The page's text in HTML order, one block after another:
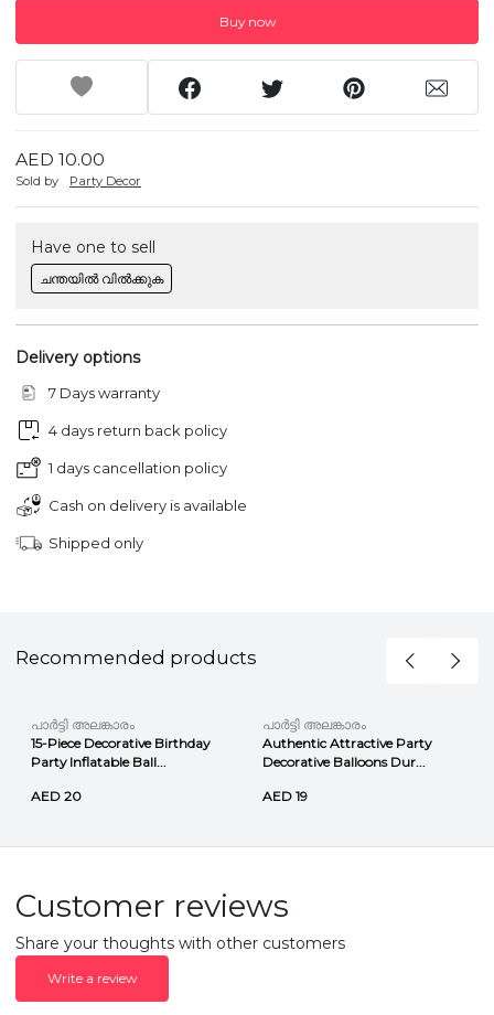
Buy now
AED 10.00
Sold by Party Decor
Have one to sell
ചന്തയിൽ വിൽക്കുക
Delivery options
7 Days warranty
4 days return back policy
1 days cancellation policy
Cash on delivery is available
Shipped only
Recommended products
പാർട്ടി അലങ്കാരം
15-Piece Decorative Birthday
Party Inflatable Ball...
AED 20
പാർട്ടി അലങ്കാരം
Authentic Attractive Party
Decorative Balloons Dur...
AED 19
Customer reviews
Share your thoughts with other customers
Write a review